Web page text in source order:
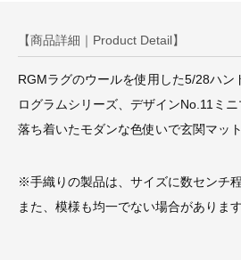
【商品詳細｜Product Detail】
RGMラグのウールを使用した5/28ハン
ログラムシリーズ、デザインNo.11ミニ
落ち着いたモダンな色使いで玄関マッ
※手織りの製品は、サイズに数センチ
また、模様も均一でない場合があります